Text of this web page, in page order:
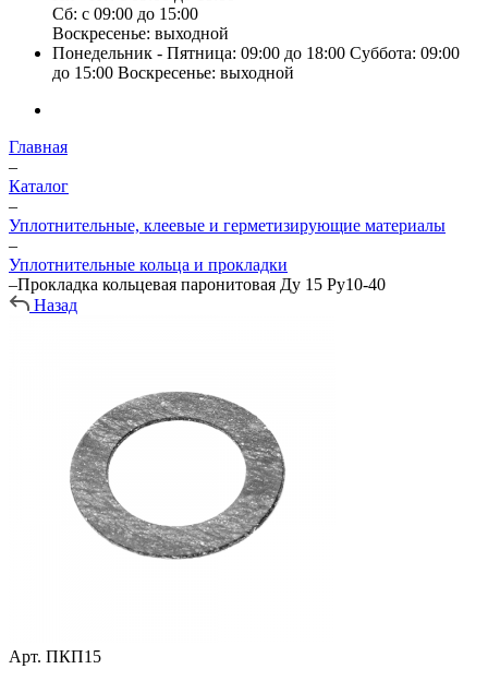
Сб: с 09:00 до 15:00
Воскресенье: выходной
Понедельник - Пятница: 09:00 до 18:00 Суббота: 09:00
до 15:00 Воскресенье: выходной
Главная
–
Каталог
–
Уплотнительные, клеевые и герметизирующие материалы
–
Уплотнительные кольца и прокладки
–Прокладка кольцевая паронитовая Ду 15 Ру10-40
Назад
Арт. ПКП15